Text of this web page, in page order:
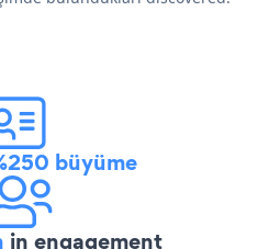
büyüme
in engagement